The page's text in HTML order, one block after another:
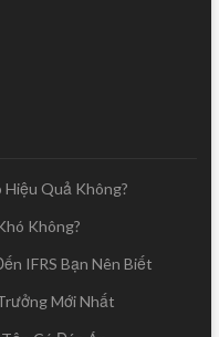
Hiệu Quả Không?
Không?
IFRS Bạn Nên Biết
Mới Nhất